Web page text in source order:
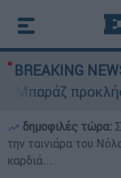
BREAKING
προκλήσεων
δημοφιλές τώρα:
την ταινιάρα του
καρδιά...